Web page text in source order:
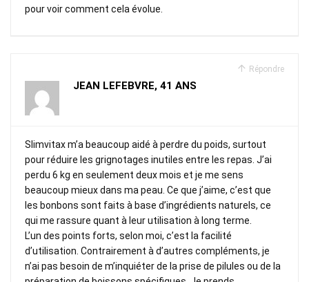
pour voir comment cela évolue.
Répondre
JEAN LEFEBVRE, 41 ANS
Slimvitax m’a beaucoup aidé à perdre du poids, surtout
pour réduire les grignotages inutiles entre les repas. J’ai
perdu 6 kg en seulement deux mois et je me sens
beaucoup mieux dans ma peau. Ce que j’aime, c’est que
les bonbons sont faits à base d’ingrédients naturels, ce
qui me rassure quant à leur utilisation à long terme.
L’un des points forts, selon moi, c’est la facilité
d’utilisation. Contrairement à d’autres compléments, je
n’ai pas besoin de m’inquiéter de la prise de pilules ou de la